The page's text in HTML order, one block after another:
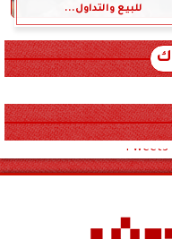
للبيع والتداول...
Tweets